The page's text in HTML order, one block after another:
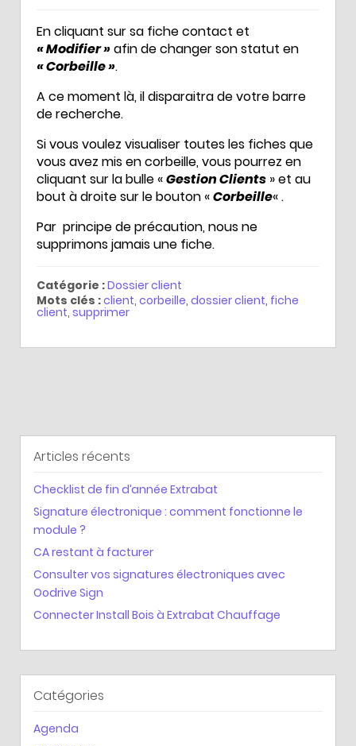
En cliquant sur sa fiche contact et
« Modifier »afin de changer son statut en
« Corbeille ».
A ce moment là, il disparaitra de votre barre
de recherche.
Si vous voulez visualiser toutes les fiches que
vous avez mis en corbeille, vous pourrez en
cliquant sur la bulle «Gestion Clients » et au
bout à droite sur le bouton «Corbeille« .
Par principe de précaution, nous ne
supprimons jamais une fiche.
Catégorie :Dossier client
Mots clés :client, corbeille, dossier client, fiche
client, supprimer
Articles récents
Checklist de fin d’année Extrabat
Signature électronique : comment fonctionne le
module ?
CA restant à facturer
Consulter vos signatures électroniques avec
Oodrive Sign
Connecter Install Bois à Extrabat Chauffage
Catégories
Agenda